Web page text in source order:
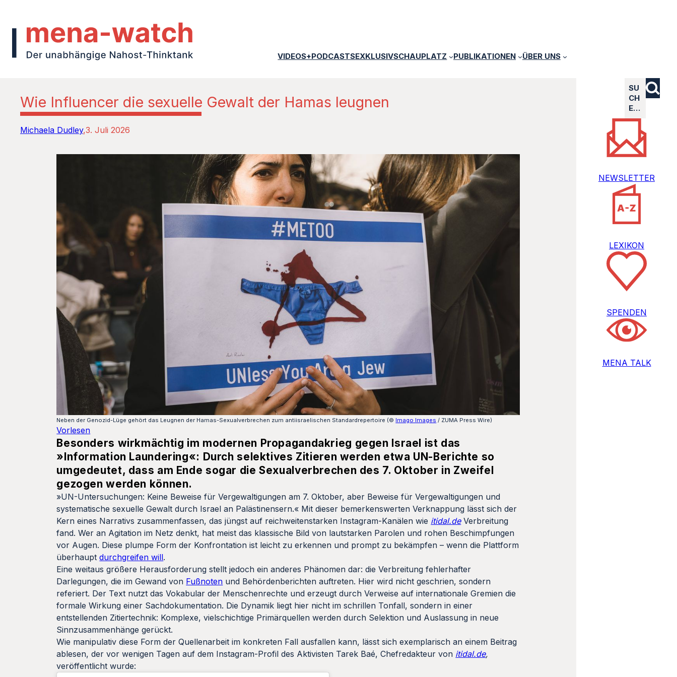
VIDEOS+PODCASTSEXKLUSIVSCHAUPLATZ PUBLIKATIONEN ÜBER UNS
Wie Influencer die sexuelle Gewalt der Hamas leugnen
Michaela Dudley 3. Juli 2026
Neben der Genozid-Lüge gehört das Leugnen der Hamas-Sexualverbrechen zum antiisraelischen Standardrepertoire (© Imago Images / ZUMA Press Wire)
Vorlesen
Besonders wirkmächtig im modernen Propagandakrieg gegen Israel ist das
»Information Laundering«: Durch selektives Zitieren werden etwa UN-Berichte so
umgedeutet, dass am Ende sogar die Sexualverbrechen des 7. Oktober in Zweifel
gezogen werden können.
»UN-Untersuchungen: Keine Beweise für Vergewaltigungen am 7. Oktober, aber Beweise für Vergewaltigungen und
systematische sexuelle Gewalt durch Israel an Palästinensern.« Mit dieser bemerkenswerten Verknappung lässt sich der
Kern eines Narrativs zusammenfassen, das jüngst auf reichweitenstarken Instagram-Kanälen wie itidal.deVerbreitung
fand. Wer an Agitation im Netz denkt, hat meist das klassische Bild von lautstarken Parolen und rohen Beschimpfungen
vor Augen. Diese plumpe Form der Konfrontation ist leicht zu erkennen und prompt zu bekämpfen – wenn die Plattform
überhauptdurchgreifen will.
Eine weitaus größere Herausforderung stellt jedoch ein anderes Phänomen dar: die Verbreitung fehlerhafter
Darlegungen, die im Gewand von Fußnoten und Behördenberichten auftreten. Hier wird nicht geschrien, sondern
referiert. Der Text nutzt das Vokabular der Menschenrechte und erzeugt durch Verweise auf internationale Gremien die
formale Wirkung einer Sachdokumentation. Die Dynamik liegt hier nicht im schrillen Tonfall, sondern in einer
entstellenden Zitiertechnik: Komplexe, vielschichtige Primärquellen werden durch Selektion und Auslassung in neue
Sinnzusammenhänge gerückt.
Wie manipulativ diese Form der Quellenarbeit im konkreten Fall ausfallen kann, lässt sich exemplarisch an einem Beitrag
ablesen, der vor wenigen Tagen auf dem Instagram-Profil des Aktivisten Tarek Baé, Chefredakteur von itidal.de,
veröffentlicht wurde:
SU
CH
E…
NEWSLETTER
LEXIKON
SPENDEN
MENA TALK